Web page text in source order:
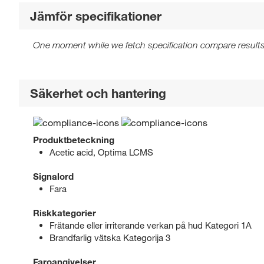
Jämför specifikationer
One moment while we fetch specification compare
Säkerhet och hantering
Produktbeteckning
Acetic acid, Optima LCMS
Signalord
Fara
Riskkategorier
Frätande eller irriterande verkan på hud Kategori 1A
Brandfarlig vätska Kategorija 3
Faroangivelser